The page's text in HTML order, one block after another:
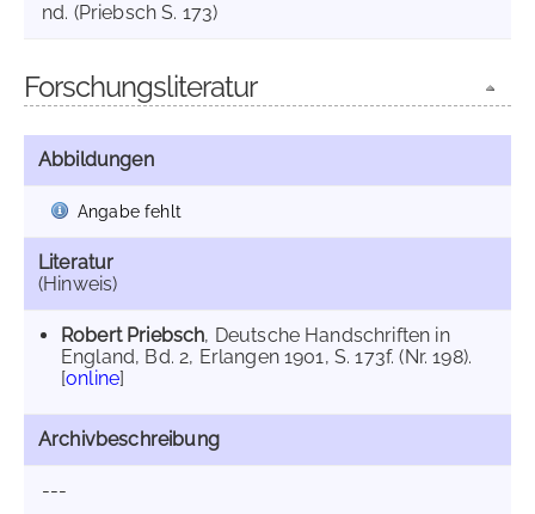
nd. (Priebsch S. 173)
Forschungsliteratur
Abbildungen
Angabe fehlt
Literatur
(Hinweis)
Robert Priebsch, Deutsche Handschriften in
England, Bd. 2, Erlangen 1901, S. 173f. (Nr. 198).
[online]
Archivbeschreibung
---